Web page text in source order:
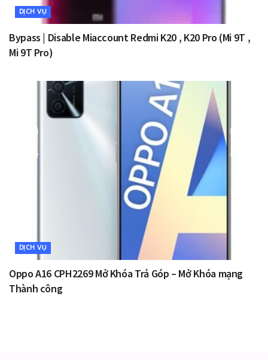
DỊCH VỤ
Bypass | Disable Miaccount Redmi K20 , K20 Pro (Mi 9T ,
Mi 9T Pro)
DỊCH VỤ
Oppo A16 CPH2269 Mở Khóa Trả Góp – Mở Khóa mạng
Thành công